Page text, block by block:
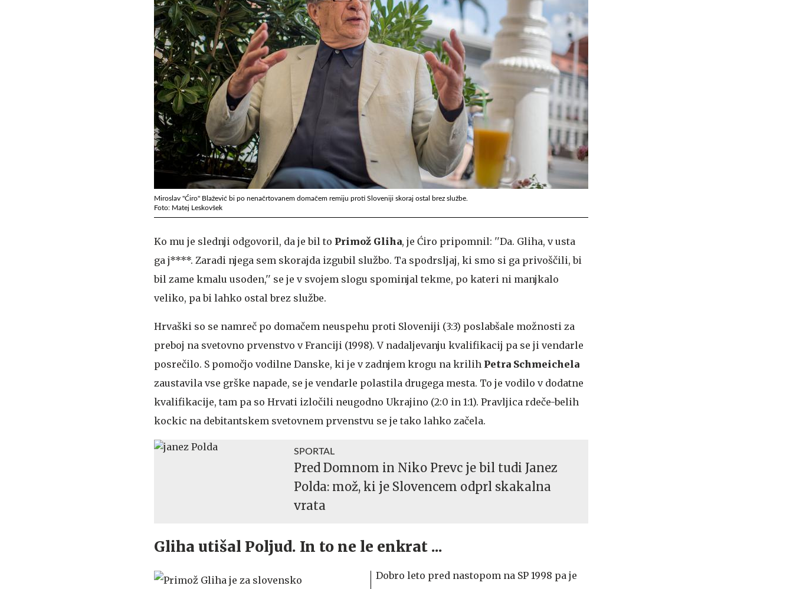
Miroslav "Ćiro" Blažević bi po nenačrtovanem domačem remiju proti Sloveniji skoraj ostal brez službe.
Foto: Matej Leskovšek
Ko mu je slednji odgovoril, da je bil to Primož Gliha, je Ćiro pripomnil: ''Da. Gliha, v usta
ga j****. Zaradi njega sem skorajda izgubil službo. Ta spodrsljaj, ki smo si ga privoščili, bi
bil zame kmalu usoden,'' se je v svojem slogu spominjal tekme, po kateri ni manjkalo
veliko, pa bi lahko ostal brez službe.
Hrvaški so se namreč po domačem neuspehu proti Sloveniji (3:3) poslabšale možnosti za
preboj na svetovno prvenstvo v Franciji (1998). V nadaljevanju kvalifikacij pa se ji vendarle
posrečilo. S pomočjo vodilne Danske, ki je v zadnjem krogu na krilih Petra Schmeichela
zaustavila vse grške napade, se je vendarle polastila drugega mesta. To je vodilo v dodatne
kvalifikacije, tam pa so Hrvati izločili neugodno Ukrajino (2:0 in 1:1). Pravljica rdeče-belih
kockic na debitantskem svetovnem prvenstvu se je tako lahko začela.
SPORTAL
Pred Domnom in Niko Prevc je bil tudi Janez
Polda: mož, ki je Slovencem odprl skakalna
vrata
Gliha utišal Poljud. In to ne le enkrat ...
Dobro leto pred nastopom na SP 1998 pa je